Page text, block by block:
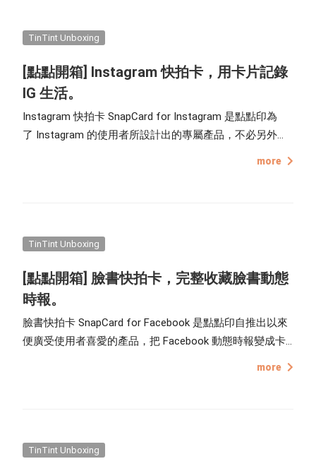
TinTint Unboxing
[點點開箱] Instagram 快拍卡，用卡片記錄
IG 生活。
Instagram 快拍卡 SnapCard for Instagram 是點點印為
了 Instagram 的使用者所設計出的專屬產品，不必另外準
more
TinTint Unboxing
[點點開箱] 臉書快拍卡，完整收藏臉書動態
時報。
臉書快拍卡 SnapCard for Facebook 是點點印自推出以來
便廣受使用者喜愛的產品，把 Facebook 動態時報變成卡
more
TinTint Unboxing